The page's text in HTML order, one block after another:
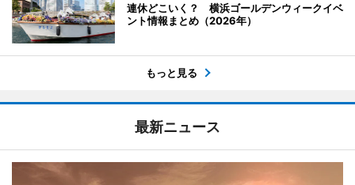
連休どこいく？ 横浜ゴールデンウィークイベ
ント情報まとめ（2026年）
もっと見る
最新ニュース